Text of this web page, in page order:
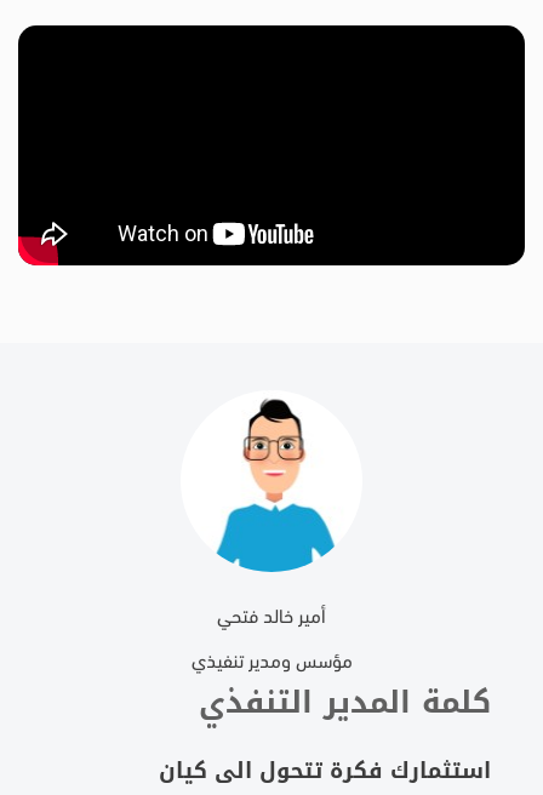
أمير خالد فتحي
مؤسس ومدير تنفيذي
كلمة المدير التنفذي
استثمارك فكرة تتحول الى كيان